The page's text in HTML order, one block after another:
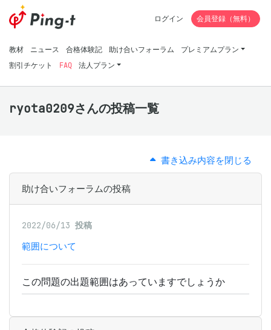
教材 ニュース 合格体験記 助け合いフォーラム
プレミアムプラン
割引チケット
FAQ 法人プラン
ログイン 会員登録（無料）
ryota0209さんの投稿一覧
書き込み内容を閉じる
助け合いフォーラムの投稿
2022/06/13 投稿
範囲について
この問題の出題範囲はあっていますでしょうか